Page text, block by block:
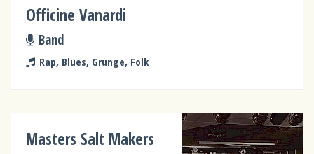
Officine Vanardi
Band
Rap, Blues, Grunge, Folk
Masters Salt Makers